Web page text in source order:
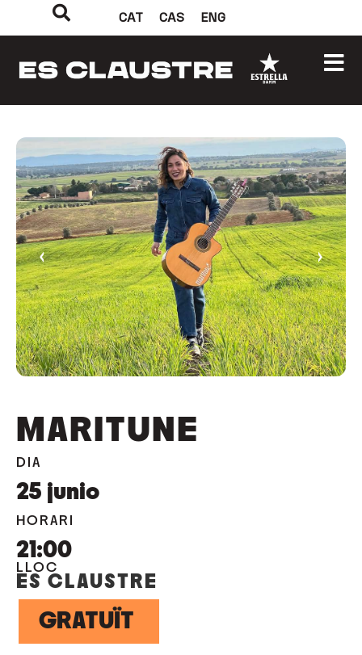
CAT CAS ENG
‹ ›
MARITUNE
DIA
25 junio
HORARI
21:00
LLOC
ES CLAUSTRE
GRATUÏT